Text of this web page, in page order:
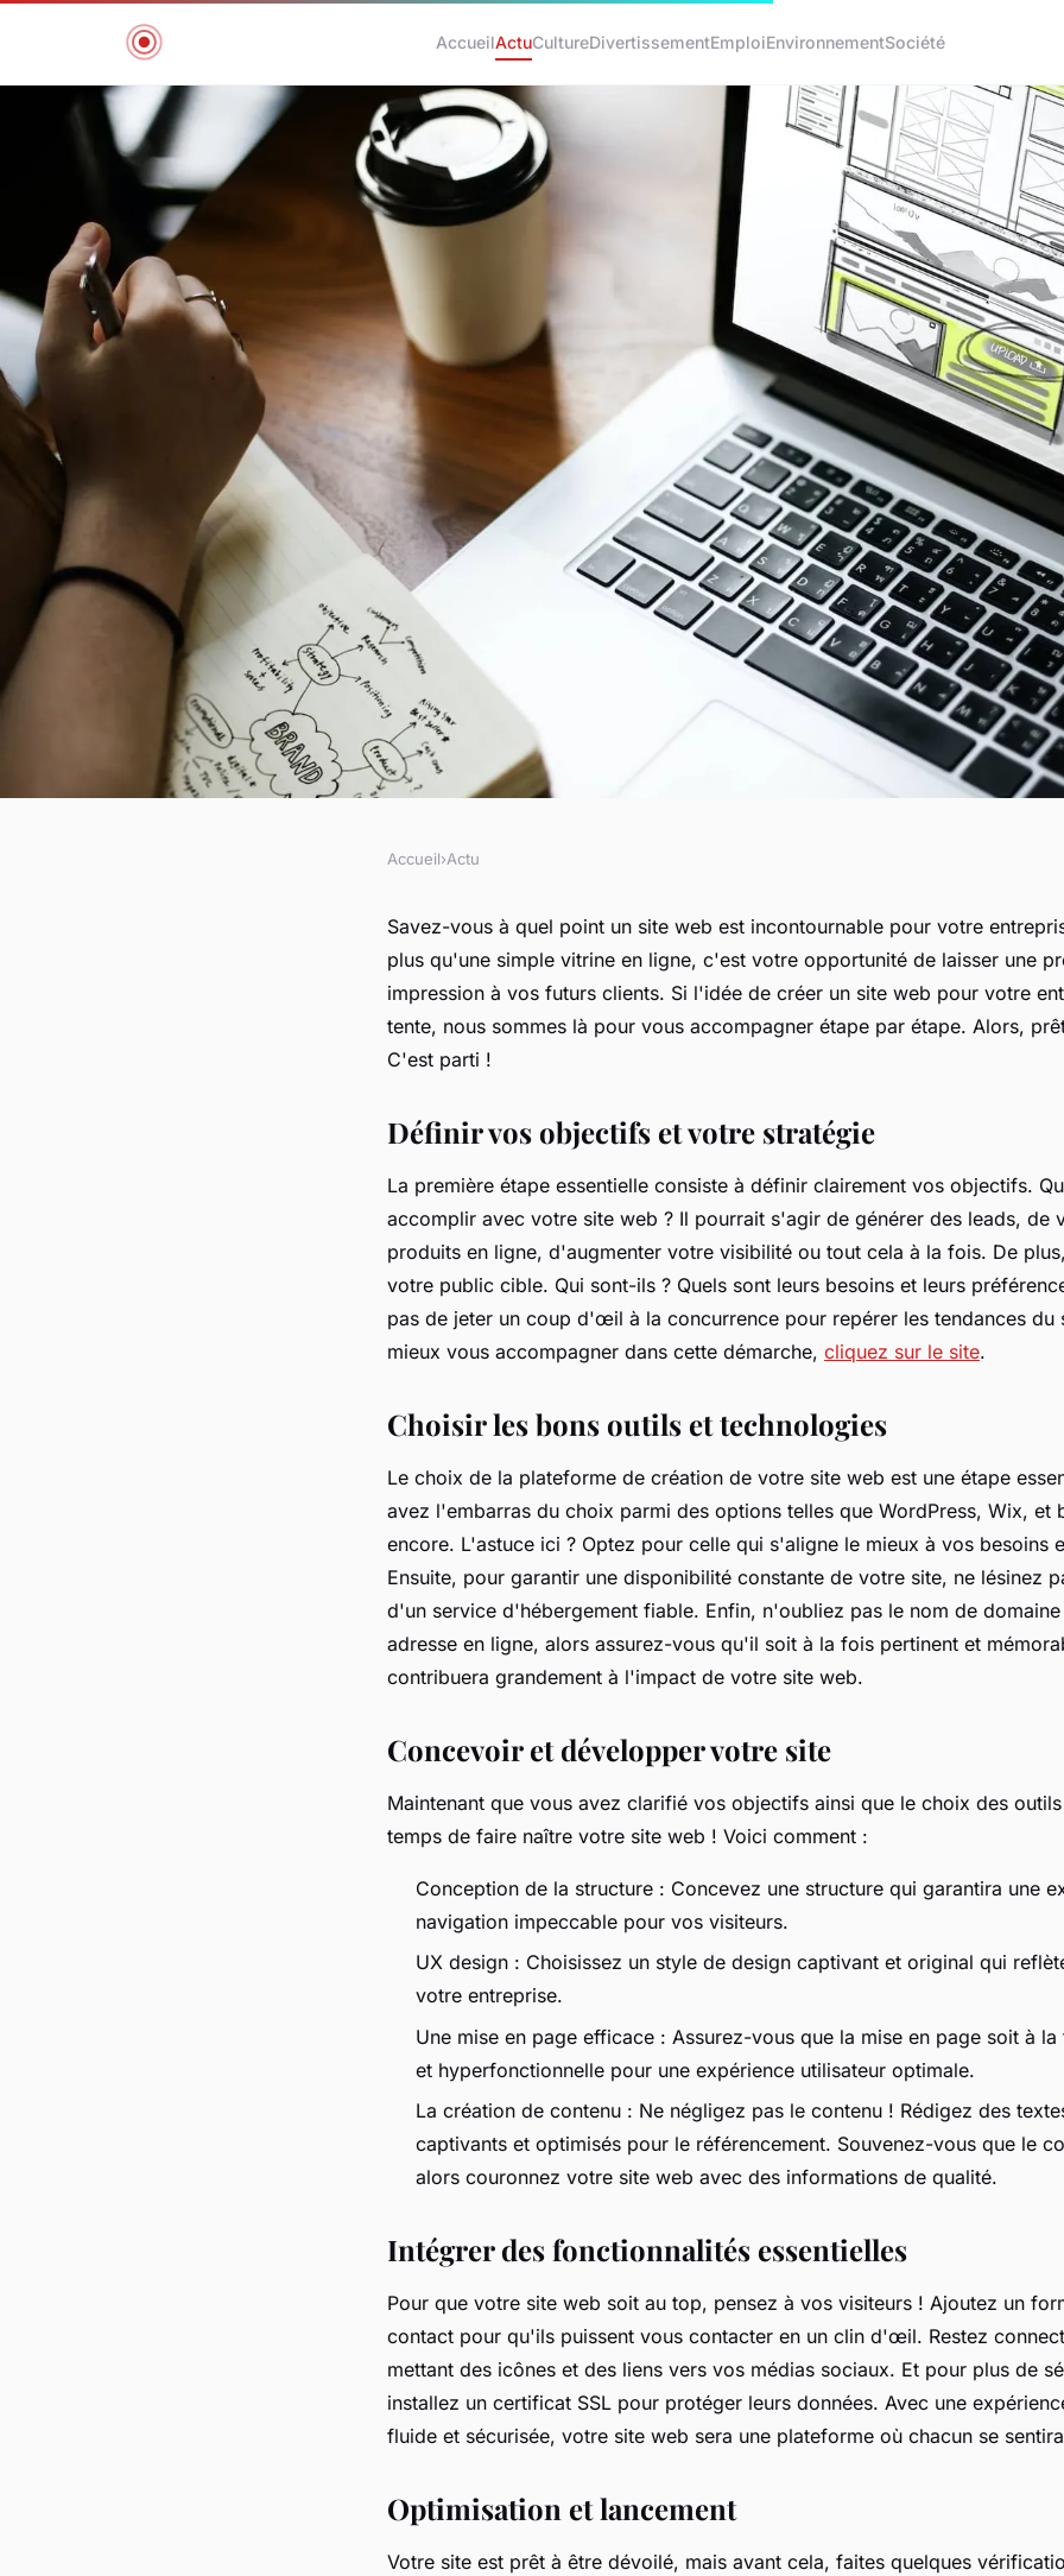
AccueilActuCultureDivertissementEmploiEnvironnementSociété
Création d'un site web pour entreprise
: un guide simple et efficace
Accueil›Actu
Savez-vous à quel point un site web est incontournable pour votre
plus qu'une simple vitrine en ligne, c'est votre opportunité de laisser une
impression à vos futurs clients. Si l'idée de créer un site web pour votre
tente, nous sommes là pour vous accompagner étape par étape. Alors,
C'est parti !
Définir vos objectifs et votre stratégie
La première étape essentielle consiste à définir clairement vos objectifs.
accomplir avec votre site web ? Il pourrait s'agir de générer des leads, de
produits en ligne, d'augmenter votre visibilité ou tout cela à la fois. De
votre public cible. Qui sont-ils ? Quels sont leurs besoins et leurs
pas de jeter un coup d'œil à la concurrence pour repérer les tendances du
mieux vous accompagner dans cette démarche, cliquez sur le site.
Choisir les bons outils et technologies
Le choix de la plateforme de création de votre site web est une étape
avez l'embarras du choix parmi des options telles que WordPress, Wix, et
encore. L'astuce ici ? Optez pour celle qui s'aligne le mieux à vos besoins
Ensuite, pour garantir une disponibilité constante de votre site, ne lésinez
d'un service d'hébergement fiable. Enfin, n'oubliez pas le nom de
adresse en ligne, alors assurez-vous qu'il soit à la fois pertinent et
contribuera grandement à l'impact de votre site web.
Concevoir et développer votre site
Maintenant que vous avez clarifié vos objectifs ainsi que le choix des
temps de faire naître votre site web ! Voici comment :
Conception de la structure : Concevez une structure qui garantira une
navigation impeccable pour vos visiteurs.
UX design : Choisissez un style de design captivant et original qui
votre entreprise.
Une mise en page efficace : Assurez-vous que la mise en page soit à la
et hyperfonctionnelle pour une expérience utilisateur optimale.
La création de contenu : Ne négligez pas le contenu ! Rédigez des
captivants et optimisés pour le référencement. Souvenez-vous que le
alors couronnez votre site web avec des informations de qualité.
Intégrer des fonctionnalités essentielles
Pour que votre site web soit au top, pensez à vos visiteurs ! Ajoutez un
contact pour qu'ils puissent vous contacter en un clin d'œil. Restez
mettant des icônes et des liens vers vos médias sociaux. Et pour plus de
installez un certificat SSL pour protéger leurs données. Avec une
fluide et sécurisée, votre site web sera une plateforme où chacun se
Optimisation et lancement
Votre site est prêt à être dévoilé, mais avant cela, faites quelques